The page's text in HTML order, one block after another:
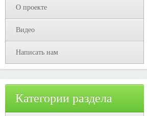
О проекте
Видео
Написать нам
Категории раздела